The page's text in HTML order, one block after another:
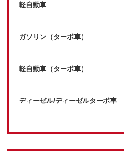
軽自動車
ガソリン（ターボ車）
軽自動車（ターボ車）
ディーゼル/ディーゼルターボ車